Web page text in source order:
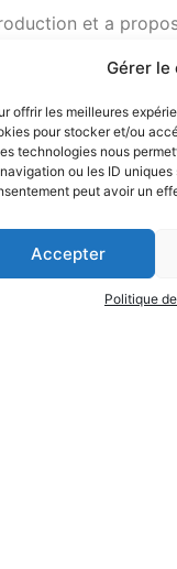
Gérer le
offrir les meilleures
pour stocker et/ou
technologies nous
ou les ID
peut avoir un
Accepter
Politique
et a
d’observation
L-18C. Cet avion
les écoles de
18 a continué à
démarreur ni
été livrés avec
été équipés
BRUL est
PIPER J3